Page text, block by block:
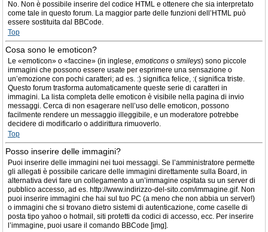
No. Non è possibile inserire del codice HTML e ottenere che sia interpretato
come tale in questo forum. La maggior parte delle funzioni dell’HTML può
essere sostituita dal BBCode.
Top
Cosa sono le emoticon?
Le «emoticon» o «faccine» (in inglese, emoticons o smileys) sono piccole
immagini che possono essere usate per esprimere una sensazione o
un’emozione con pochi caratteri; ad es. :) significa felice, :( significa triste.
Questo forum trasforma automaticamente queste serie di caratteri in
immagini. La lista completa delle emoticon è visibile nella pagina di invio
messaggi. Cerca di non esagerare nell’uso delle emoticon, possono
facilmente rendere un messaggio illeggibile, e un moderatore potrebbe
decidere di modificarlo o addirittura rimuoverlo.
Top
Posso inserire delle immagini?
Puoi inserire delle immagini nei tuoi messaggi. Se l’amministratore permette
gli allegati è possibile caricare delle immagini direttamente sulla Board, in
alternativa devi fare un collegamento a un’immagine ospitata su un server di
pubblico accesso, ad es. http://www.indirizzo-del-sito.com/immagine.gif. Non
puoi inserire immagini che hai sul tuo PC (a meno che non abbia un server!)
o immagini che si trovano dietro sistemi di autenticazione, come caselle di
posta tipo yahoo o hotmail, siti protetti da codici di accesso, ecc. Per inserire
l’immagine, puoi usare il comando BBCode [img].